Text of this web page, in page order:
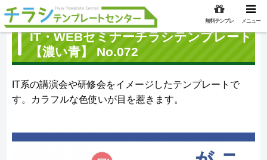
IT・WEBセミナーチラシテンプレート
【濃い青】 No.072
IT系の講演会や研修会をイメージしたテンプレートで
す。カラフルな色使いが目を惹きます。
無料テンプレ メニュー